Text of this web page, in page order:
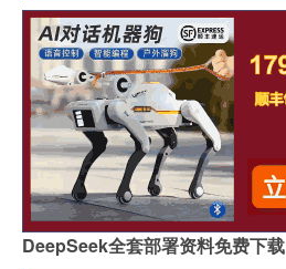
DeepSeek全套部署资料免费下载